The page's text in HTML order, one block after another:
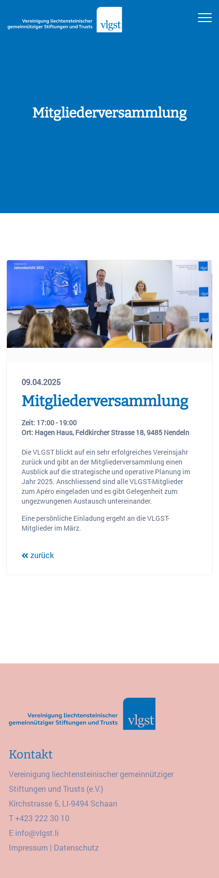
Mitgliederversammlung
09.04.2025
Mitgliederversammlung
Zeit: 17:00 - 19:00
Ort: Hagen Haus, Feldkircher Strasse 18, 9485 Nendeln
Die VLGST blickt auf ein sehr erfolgreiches Vereinsjahr
zurück und gibt an der Mitgliederversammlung einen
Ausblick auf die strategische und operative Planung im
Jahr 2025. Anschliessend sind alle VLGST-Mitglieder
zum Apéro eingeladen und es gibt Gelegenheit zum
ungezwungenen Austausch untereinander.
Eine persönliche Einladung ergeht an die VLGST-
Mitglieder im März.
zurück
Kontakt
Vereinigung liechtensteinischer gemeinnütziger
Stiftungen und Trusts (e.V.)
Kirchstrasse 5, LI-9494 Schaan
T+423 222 30 10
E info@vlgst.li
Impressum | Datenschutz